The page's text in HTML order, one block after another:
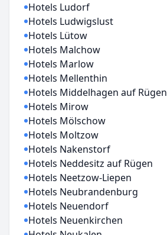
Hotels Ludorf
Hotels Ludwigslust
Hotels Lütow
Hotels Malchow
Hotels Marlow
Hotels Mellenthin
Hotels Middelhagen auf Rügen
Hotels Mirow
Hotels Mölschow
Hotels Moltzow
Hotels Nakenstorf
Hotels Neddesitz auf Rügen
Hotels Neetzow-Liepen
Hotels Neubrandenburg
Hotels Neuendorf
Hotels Neuenkirchen